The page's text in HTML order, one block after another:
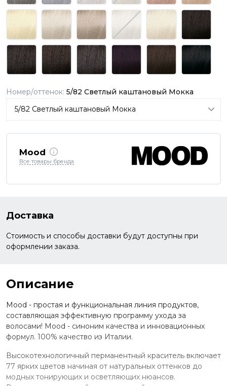
Номер/оттенок: 5/82 Светлый каштановый Мокка
Mood
Все товары бренда
Доставка
Стоимость и способы доставки будут доступны при
оформлении заказа.
Описание
Mood - простая и функциональная линия продуктов,
составляющая эффективную программу ухода за
волосами! Mood - синоним качества и инновационных
формул. 100% качество из Италии.
Высокотехнологичный перманентный краситель включает
77 ярких цветов начиная от натуральных оттенков до
модных тонирующих и осветляющих нюансов.